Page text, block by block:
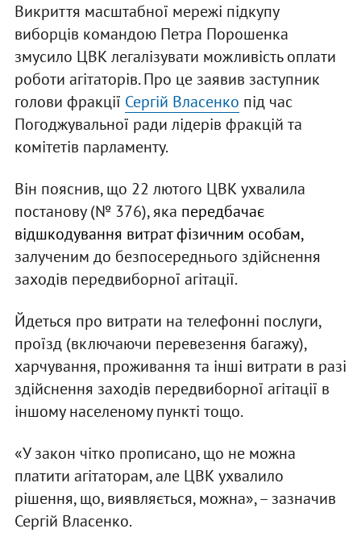
Викриття масштабної мережі підкупу
виборців командою Петра Порошенка
змусило ЦВК легалізувати можливість оплати
роботи агітаторів. Про це заявив заступник
голови фракції Сергій Власенко під час
Погоджувальної ради лідерів фракцій та
комітетів парламенту.
Він пояснив, що 22 лютого ЦВК ухвалила
постанову (№ 376), яка передбачає
відшкодування витрат фізичним особам,
залученим до безпосереднього здійснення
заходів передвиборної агітації.
Йдеться про витрати на телефонні послуги,
проїзд (включаючи перевезення багажу),
харчування, проживання та інші витрати в разі
здійснення заходів передвиборної агітації в
іншому населеному пункті тощо.
«У закон чітко прописано, що не можна
платити агітаторам, але ЦВК ухвалило
рішення, що, виявляється, можна», – зазначив
Сергій Власенко.